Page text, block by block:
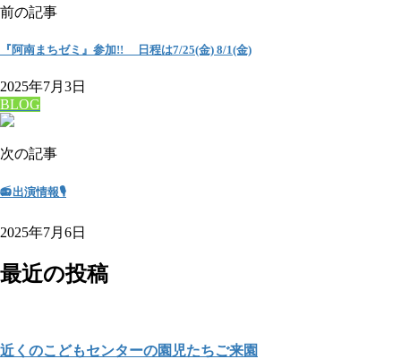
前の記事
『阿南まちゼミ』参加!! 日程は7/25(金) 8/1(金)
2025年7月3日
BLOG
次の記事
📻出演情報🎙
2025年7月6日
最近の投稿
近くのこどもセンターの園児たちご来園